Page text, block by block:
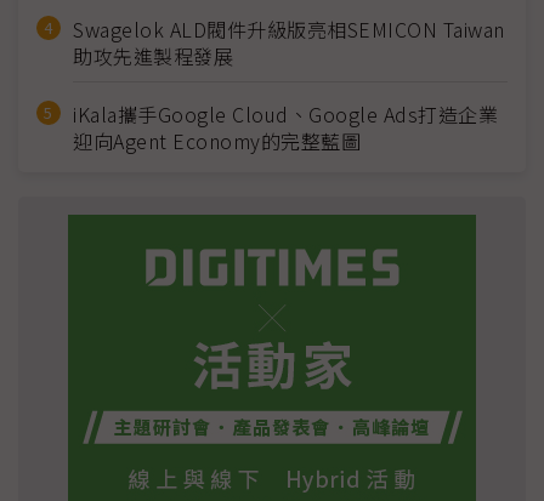
Swagelok ALD閥件升級版亮相SEMICON Taiwan
助攻先進製程發展
iKala攜手Google Cloud、Google Ads打造企業
迎向Agent Economy的完整藍圖